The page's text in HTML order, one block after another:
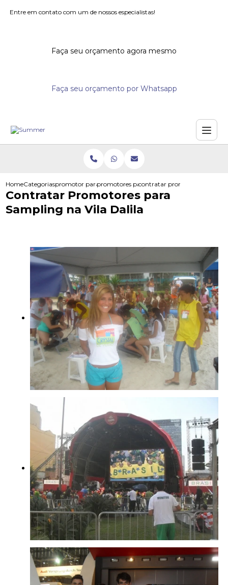
Entre em contato com um de nossos especialistas!
Faça seu orçamento agora mesmo
Faça seu orçamento por Whatsapp
HomeCategoriaspromotor para eventospromotores para festivaiscontratar promotores para
Contratar Promotores para
Sampling na Vila Dalila